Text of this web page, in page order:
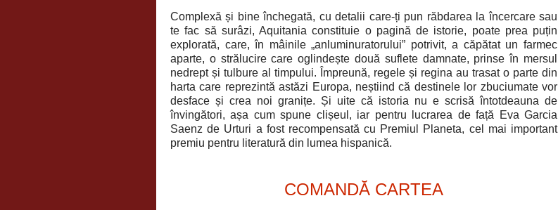
Complexă și bine închegată, cu detalii care-ți pun răbdarea la încercare sau
te fac să surâzi, Aquitania constituie o pagină de istorie, poate prea puțin
explorată, care, în mâinile „anluminuratorului” potrivit, a căpătat un farmec
aparte, o strălucire care oglindește două suflete damnate, prinse în mersul
nedrept și tulbure al timpului. Împreună, regele și regina au trasat o parte din
harta care reprezintă astăzi Europa, neștiind că destinele lor zbuciumate vor
desface și crea noi granițe. Și uite că istoria nu e scrisă întotdeauna de
învingători, așa cum spune clișeul, iar pentru lucrarea de față Eva Garcia
Saenz de Urturi a fost recompensată cu Premiul Planeta, cel mai important
premiu pentru literatură din lumea hispanică.
COMANDĂ CARTEA